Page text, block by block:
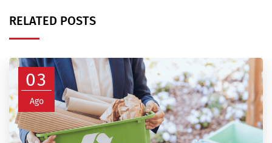
RELATED POSTS
03
Ago